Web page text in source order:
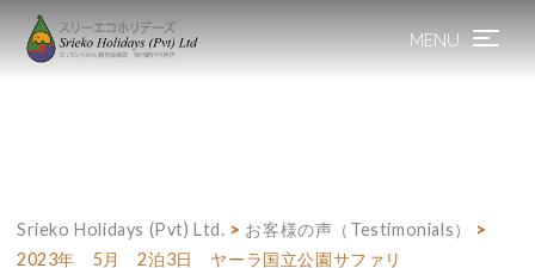
MENU Toggle
Srieko Holidays (Pvt) Ltd. > お客様の声（Testimonials）
>
2023年 5月 2泊3日 ヤーラ国立公園サファリ